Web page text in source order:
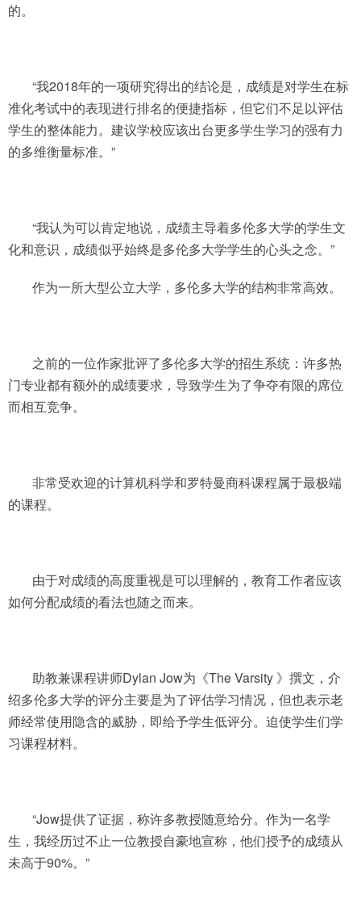
的。
“我2018年的一项研究得出的结论是，成绩是对学生在标
准化考试中的表现进行排名的便捷指标，但它们不足以评估
学生的整体能力。建议学校应该出台更多学生学习的强有力
的多维衡量标准。”
“我认为可以肯定地说，成绩主导着多伦多大学的学生文
化和意识，成绩似乎始终是多伦多大学学生的心头之念。”
作为一所大型公立大学，多伦多大学的结构非常高效。
之前的一位作家批评了多伦多大学的招生系统：许多热
门专业都有额外的成绩要求，导致学生为了争夺有限的席位
而相互竞争。
非常受欢迎的计算机科学和罗特曼商科课程属于最极端
的课程。
由于对成绩的高度重视是可以理解的，教育工作者应该
如何分配成绩的看法也随之而来。
助教兼课程讲师Dylan Jow为《The Varsity 》撰文，介
绍多伦多大学的评分主要是为了评估学习情况，但也表示老
师经常使用隐含的威胁，即给予学生低评分。迫使学生们学
习课程材料。
“Jow提供了证据，称许多教授随意给分。作为一名学
生，我经历过不止一位教授自豪地宣称，他们授予的成绩从
未高于90%。”